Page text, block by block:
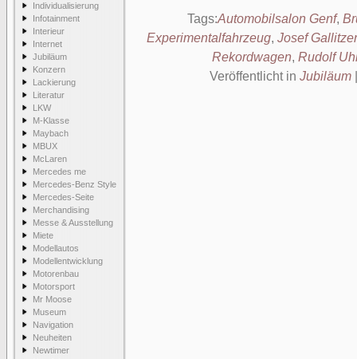
Individualisierung
Infotainment
Interieur
Internet
Jubiläum
Konzern
Lackierung
Literatur
LKW
M-Klasse
Maybach
MBUX
McLaren
Mercedes me
Mercedes-Benz Style
Mercedes-Seite
Merchandising
Messe & Ausstellung
Miete
Modellautos
Modellentwicklung
Motorenbau
Motorsport
Mr Moose
Museum
Navigation
Neuheiten
Newtimer
Tags:Automobilsalon Genf,
Experimentalfahrzeug, Josef
Rekordwagen, Rudolf
Veröffentlicht in Jubiläum